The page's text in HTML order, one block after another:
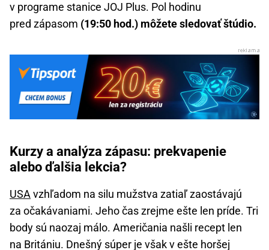
v programe stanice JOJ Plus. Pol hodinu
pred zápasom (19:50 hod.) môžete sledovať štúdio.
Kurzy a analýza zápasu: prekvapenie
alebo ďalšia lekcia?
USA vzhľadom na silu mužstva zatiaľ zaostávajú
za očakávaniami. Jeho čas zrejme ešte len príde. Tri
body sú naozaj málo. Američania našli recept len
na Britániu. Dnešný súper je však v ešte horšej